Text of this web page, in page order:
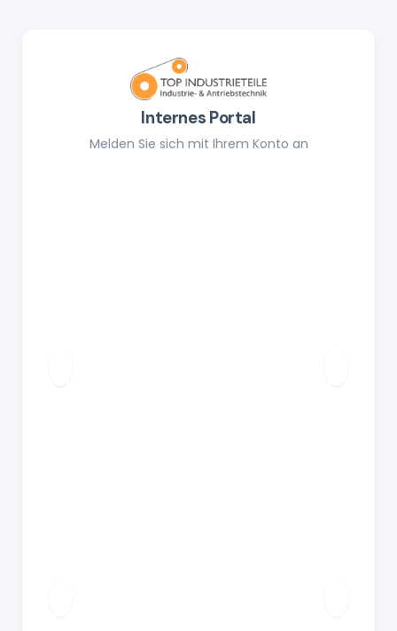
Internes Portal
Melden Sie sich mit Ihrem Konto an